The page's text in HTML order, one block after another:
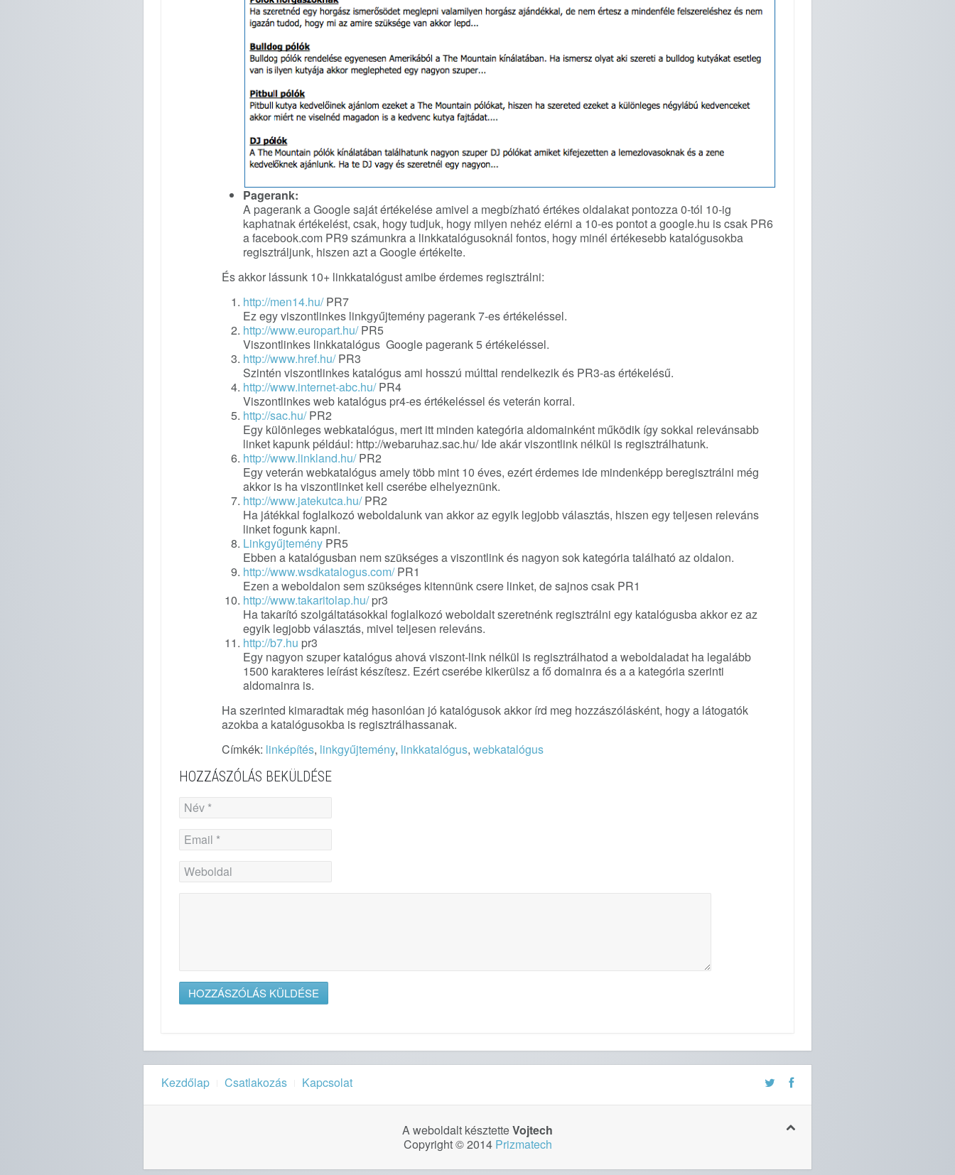
Pagerank:
A pagerank a Google saját értékelése amivel a megbízható értékes oldalakat pontozza 0-tól 10-ig
kaphatnak értékelést, csak, hogy tudjuk, hogy milyen nehéz elérni a 10-es pontot a google.hu is csak PR6
a facebook.com PR9 számunkra a linkkatalógusoknál fontos, hogy minél értékesebb katalógusokba
regisztráljunk, hiszen azt a Google értékelte.
És akkor lássunk 10+ linkkatalógust amibe érdemes regisztrálni:
http://men14.hu/PR7
Ez egy viszontlinkes linkgyűjtemény pagerank 7-es értékeléssel.
http://www.europart.hu/PR5
Viszontlinkes linkkatalógus Google pagerank 5 értékeléssel.
http://www.href.hu/PR3
Szintén viszontlinkes katalógus ami hosszú múlttal rendelkezik és PR3-as értékelésű.
http://www.internet-abc.hu/PR4
Viszontlinkes web katalógus pr4-es értékeléssel és veterán korral.
http://sac.hu/PR2
Egy különleges webkatalógus, mert itt minden kategória aldomainként működik így sokkal relevánsabb
linket kapunk például: http://webaruhaz.sac.hu/ Ide akár viszontlink nélkül is regisztrálhatunk.
http://www.linkland.hu/PR2
Egy veterán webkatalógus amely több mint 10 éves, ezért érdemes ide mindenképp beregisztrálni még
akkor is ha viszontlinket kell cserébe elhelyeznünk.
http://www.jatekutca.hu/PR2
Ha játékkal foglalkozó weboldalunk van akkor az egyik legjobb választás, hiszen egy teljesen releváns
linket fogunk kapni.
Linkgyűjtemény PR5
Ebben a katalógusban nem szükséges a viszontlink és nagyon sok kategória található az oldalon.
http://www.wsdkatalogus.com/PR1
Ezen a weboldalon sem szükséges kitennünk csere linket, de sajnos csak PR1
http://www.takaritolap.hu/pr3
Ha takarító szolgáltatásokkal foglalkozó weboldalt szeretnénk regisztrálni egy katalógusba akkor ez az
egyik legjobb választás, mivel teljesen releváns.
http://b7.hu pr3
Egy nagyon szuper katalógus ahová viszont-link nélkül is regisztrálhatod a weboldaladat ha legalább
1500 karakteres leírást készítesz. Ezért cserébe kikerülsz a fő domainra és a a kategória szerinti
aldomainra is.
Ha szerinted kimaradtak még hasonlóan jó katalógusok akkor írd meg hozzászólásként, hogy a látogatók
azokba a katalógusokba is regisztrálhassanak.
Címkék: linképítés, linkgyűjtemény, linkkatalógus, webkatalógus
HOZZÁSZÓLÁS BEKÜLDÉSE
Kezdőlap Csatlakozás Kapcsolat
A weboldalt késztetteVojtech
Copyright © 2014 Prizmatech